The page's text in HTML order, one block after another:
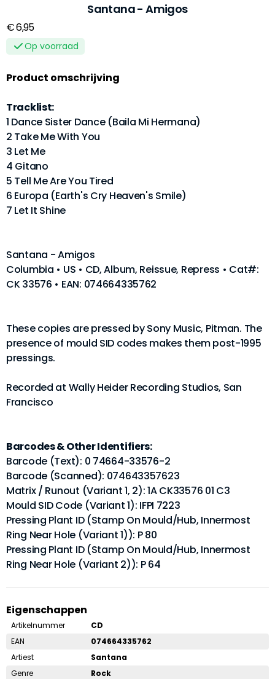
Santana - Amigos
€ 6,95
Op voorraad
Product omschrijving
Tracklist:
1 Dance Sister Dance (Baila Mi Hermana)
2 Take Me With You
3 Let Me
4 Gitano
5 Tell Me Are You Tired
6 Europa (Earth's Cry Heaven's Smile)
7 Let It Shine
Santana - Amigos
Columbia • US • CD, Album, Reissue, Repress • Cat#:
CK 33576 • EAN: 074664335762
These copies are pressed by Sony Music, Pitman. The
presence of mould SID codes makes them post-1995
pressings.
Recorded at Wally Heider Recording Studios, San
Francisco
Barcodes & Other Identifiers:
Barcode (Text): 0 74664-33576-2
Barcode (Scanned): 074643357623
Matrix / Runout (Variant 1, 2): 1A CK33576 01 C3
Mould SID Code (Variant 1): IFPI 7223
Pressing Plant ID (Stamp On Mould/Hub, Innermost
Ring Near Hole (Variant 1)): P 80
Pressing Plant ID (Stamp On Mould/Hub, Innermost
Ring Near Hole (Variant 2)): P 64
Eigenschappen
Artikelnummer
CD
EAN
074664335762
Artiest
Santana
Genre
Rock